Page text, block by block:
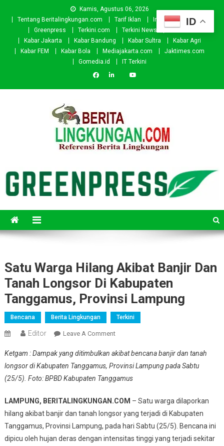
Kamis, Agustus 06, 2026
Tentang Beritalingkungan.com
Tarif Iklan Investor
Donasi
Greenpress
Terkini.com Terkini News
Kabar.id
Kabar Jakarta
Kabar Bandung Kabar Sultra
Kabar Agri
Kabar FEM
Kabar Bola Mediajakarta.com
Jaktimes.com
Gomedia.id
IT Terkini
Satu Warga Hilang Akibat Banjir Dan
Tanah Longsor Di Kabupaten
Tanggamus, Provinsi Lampung
Bencana Berita Lingkungan Terkini
Editor Leave A CommentOn
Warga
Hilang
Akibat
Dan
Tanah
Longsor
Di
Ketgam : Dampak yang ditimbulkan akibat bencana banjir dan tanah
longsor di Kabupaten Tanggamus, Provinsi Lampung pada Sabtu
(25/5). Foto: BPBD Kabupaten Tanggamus
LAMPUNG, BERITALINGKUNGAN.COM – Satu warga dilaporkan
hilang akibat banjir dan tanah longsor yang terjadi di Kabupaten
Tanggamus, Provinsi Lampung, pada hari Sabtu (25/5). Bencana ini
dipicu oleh hujan deras dengan intensitas tinggi yang terjadi sekitar
ID